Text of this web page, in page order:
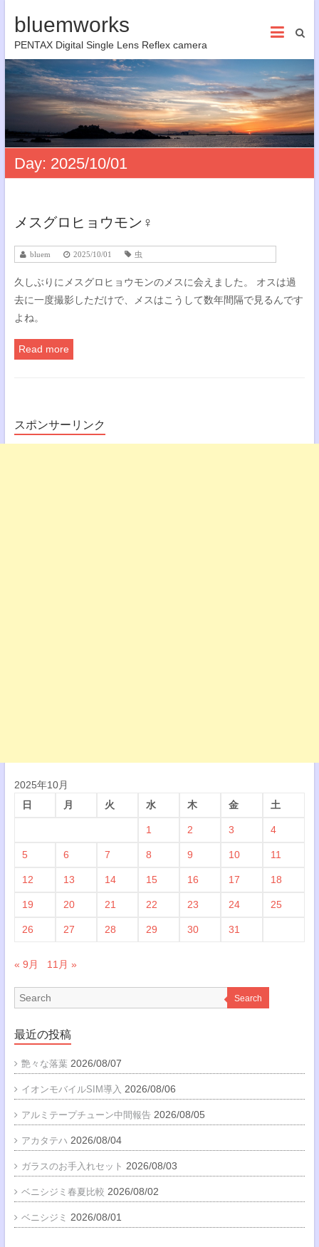
bluemworks
PENTAX Digital Single Lens Reflex camera
Day: 2025/10/01
メスグロヒョウモン♀
bluem 2025/10/01 虫
久しぶりにメスグロヒョウモンのメスに会えました。 オスは過
去に一度撮影しただけで、メスはこうして数年間隔で見るんです
よね。
Read more
スポンサーリンク
2025年10月
日
月 火 水 木 金 土
1 2 3 4
5 6 7 8 9 10 11
12 13 14 15 16 17 18
19 20 21 22 23 24 25
26 27 28 29 30 31
« 9月 11月 »
Search
最近の投稿
艶々な落葉 2026/08/07
イオンモバイルSIM導入 2026/08/06
アルミテープチューン中間報告 2026/08/05
アカタテハ 2026/08/04
ガラスのお手入れセット 2026/08/03
ベニシジミ春夏比較 2026/08/02
ベニシジミ 2026/08/01